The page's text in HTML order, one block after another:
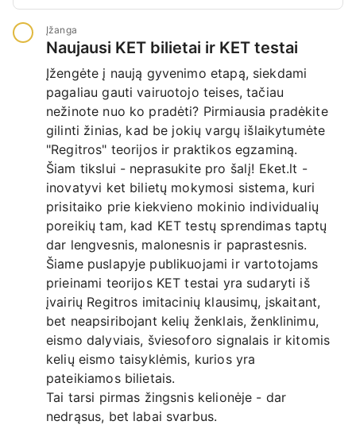
Įžanga
Naujausi KET bilietai ir KET testai
Įžengėte į naują gyvenimo etapą, siekdami
pagaliau gauti vairuotojo teises, tačiau
nežinote nuo ko pradėti? Pirmiausia pradėkite
gilinti žinias, kad be jokių vargų išlaikytumėte
"Regitros" teorijos ir praktikos egzaminą.
Šiam tikslui - neprasukite pro šalį! Eket.lt -
inovatyvi ket bilietų mokymosi sistema, kuri
prisitaiko prie kiekvieno mokinio individualių
poreikių tam, kad KET testų sprendimas taptų
dar lengvesnis, malonesnis ir paprastesnis.
Šiame puslapyje publikuojami ir vartotojams
prieinami teorijos KET testai yra sudaryti iš
įvairių Regitros imitacinių klausimų, įskaitant,
bet neapsiribojant kelių ženklais, ženklinimu,
eismo dalyviais, šviesoforo signalais ir kitomis
kelių eismo taisyklėmis, kurios yra
pateikiamos bilietais.
Tai tarsi pirmas žingsnis kelionėje - dar
nedrąsus, bet labai svarbus.